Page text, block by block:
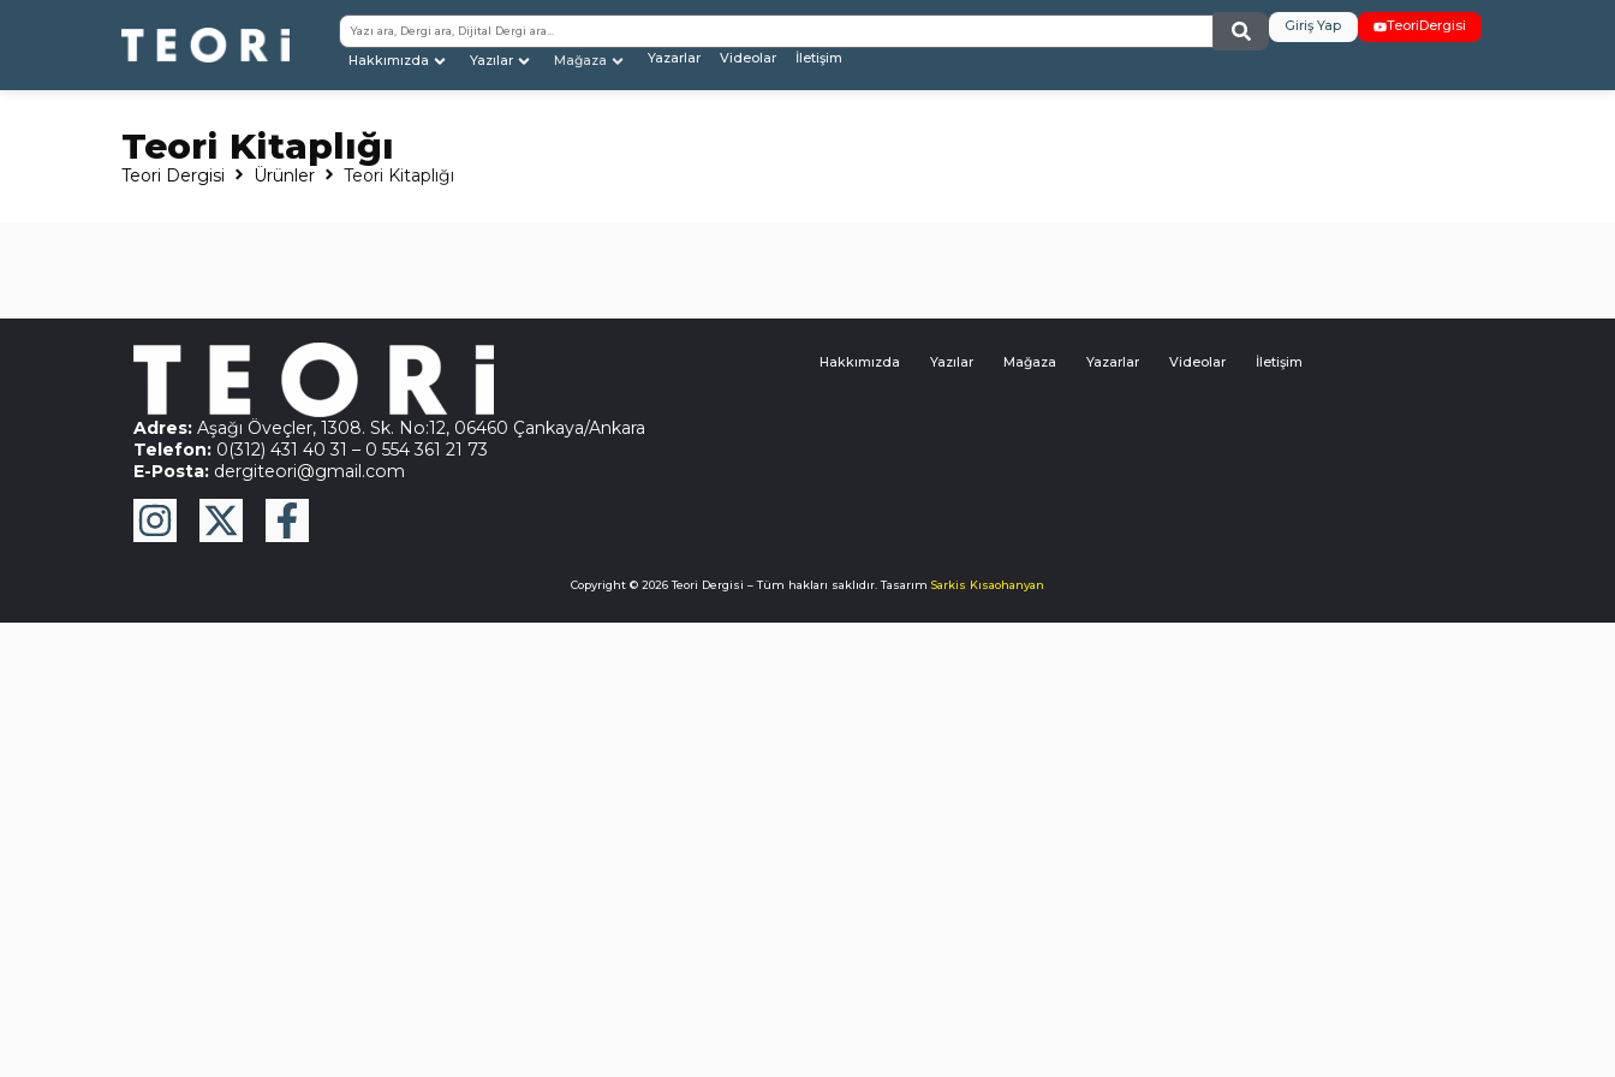
Giriş Yap TeoriDergisi
Hakkımızda Yazılar Mağaza Yazarlar Videolar İletişim
Teori Kitaplığı
Teori Dergisi Ürünler Teori Kitaplığı
Adres:Aşağı Öveçler, 1308. Sk. No:12, 06460 Çankaya/Ankara
Telefon: 0(312) 431 40 31 – 0 554 361 21 73
E-Posta: dergiteori@gmail.com
Hakkımızda Yazılar Mağaza Yazarlar Videolar İletişim
Copyright © 2026 Teori Dergisi – Tüm hakları saklıdır. Tasarım Sarkis Kısaohanyan